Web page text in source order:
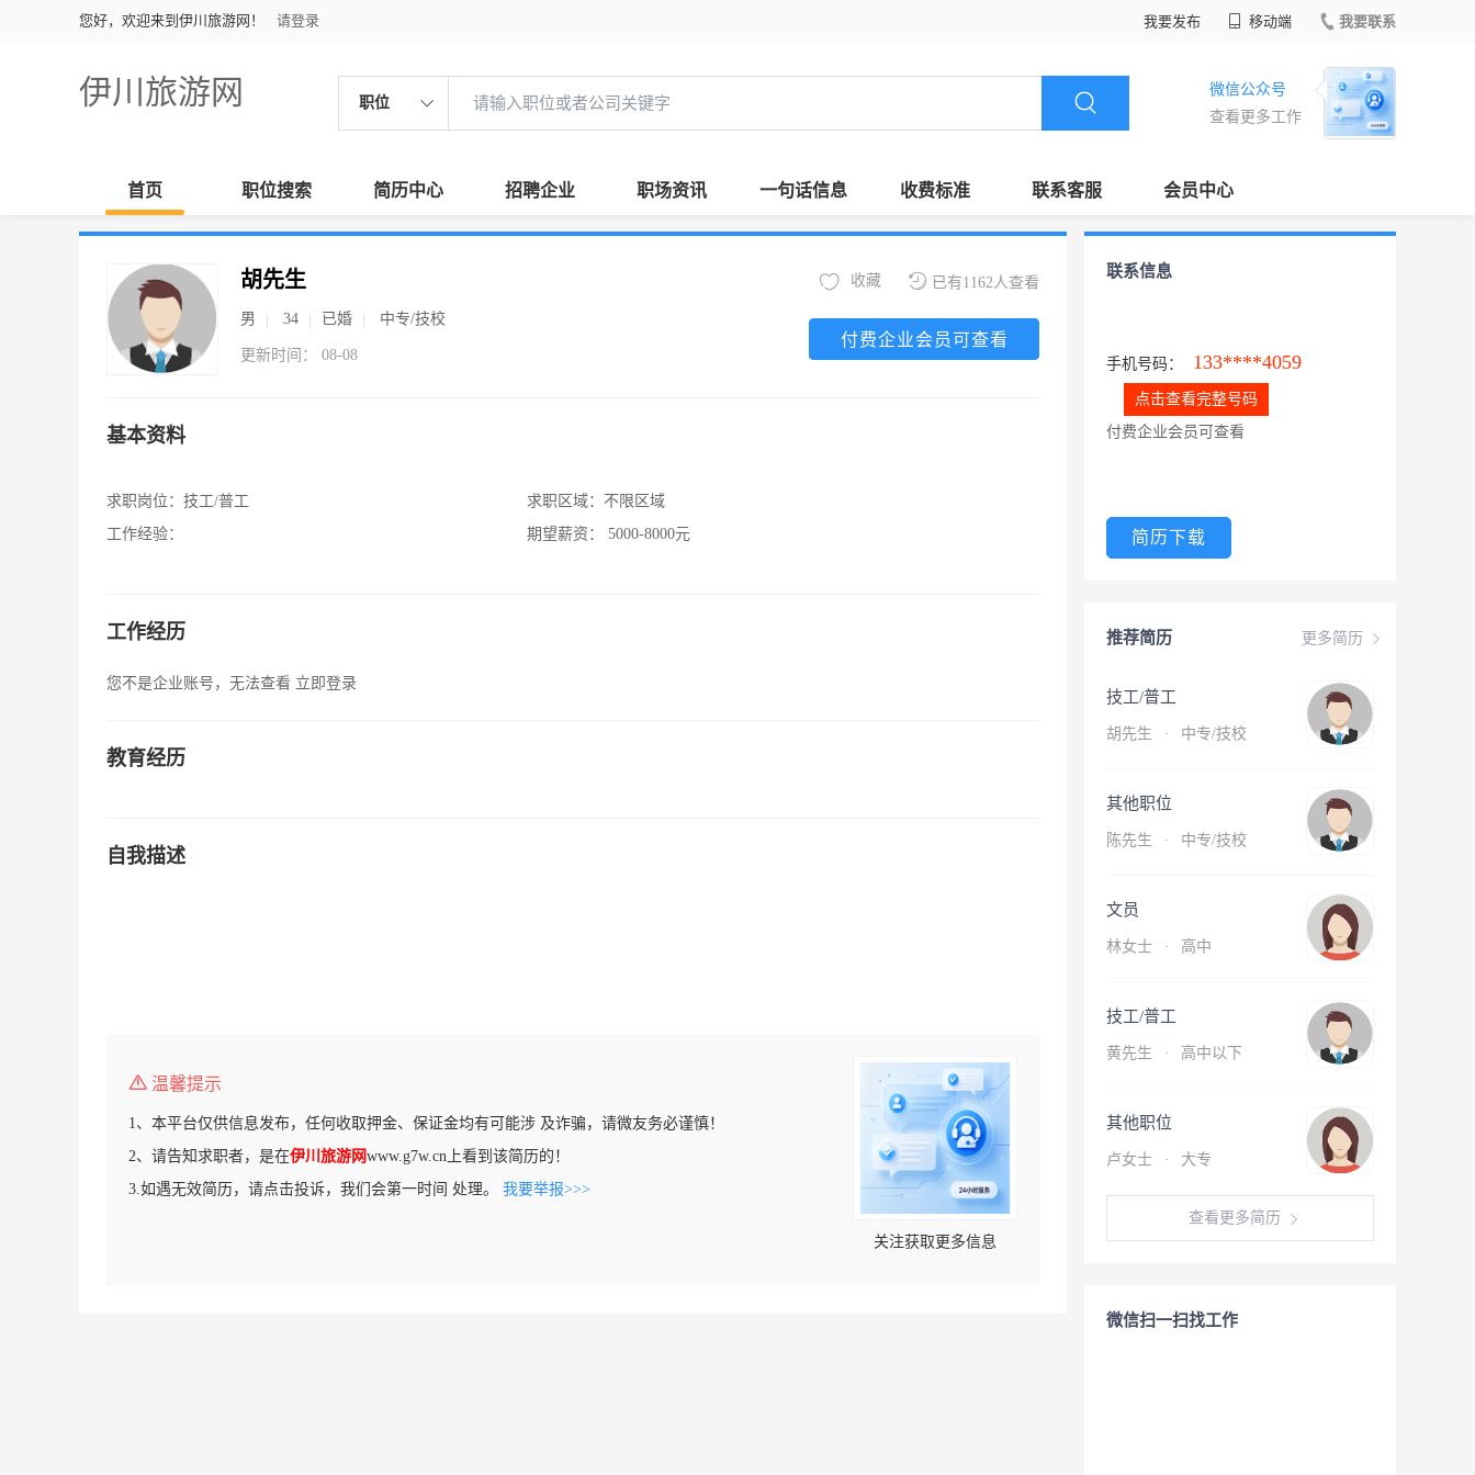
您好，欢迎来到伊川旅游网！ 请登录 我要发布 移动端 我要联系
伊川旅游网 职位
微信公众号
查看更多工作
首页 职位搜索 简历中心 招聘企业 职场资讯 一句话信息 收费标准 联系客服 会员中心
胡先生
男 34 已婚 中专/技校
更新时间： 08-08
已有1162人查看
收藏
付费企业会员可查看
基本资料
求职岗位： 技工/普工
工作经验：
求职区域： 不限区域
期望薪资：
5000-8000元
工作经历
您不是企业账号，无法查看 立即登录
教育经历
自我描述
温馨提示
1、本平台仅供信息发布，任何收取押金、保证金均有可能涉 及诈骗，请微友务必谨慎！
2、请告知求职者，是在伊川旅游网www.g7w.cn上看到该简历的！
3.如遇无效简历，请点击投诉，我们会第一时间 处理。 我要举报>>>
关注获取更多信息
联系信息
手机号码： 133****4059
点击查看完整号码
付费企业会员可查看
简历下载
更多简历
推荐简历
技工/普工
胡先生 · 中专/技校
其他职位
陈先生 · 中专/技校
文员
林女士 · 高中
技工/普工
黄先生 · 高中以下
其他职位
卢女士 · 大专
查看更多简历
微信扫一扫找工作